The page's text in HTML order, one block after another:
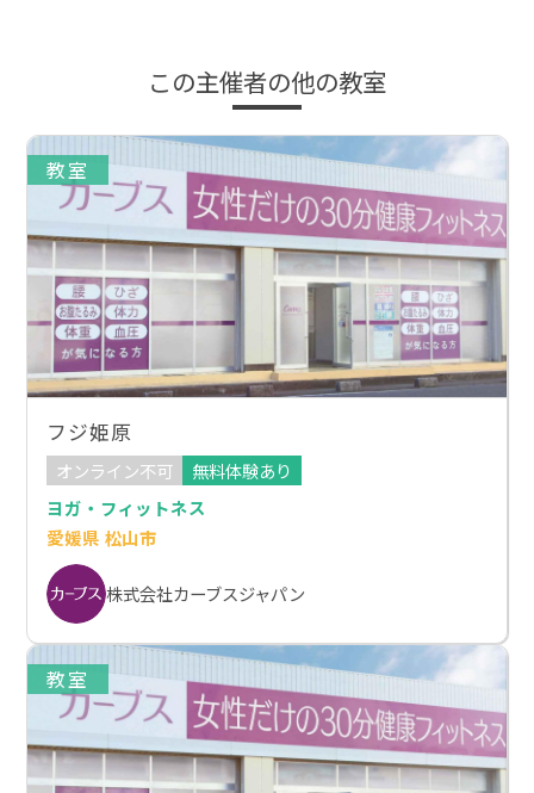
この主催者の他の教室
教室
フジ姫原
オンライン不可
無料体験あり
ヨガ・フィットネス
愛媛県 松山市
株式会社カーブスジャパン
教室